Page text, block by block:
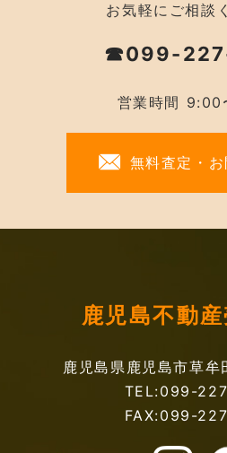
お気軽にご相談
☎099-
営業時間
無料査定・
鹿児島不動
鹿児島県鹿児島市草
TEL:099-
FAX:099-